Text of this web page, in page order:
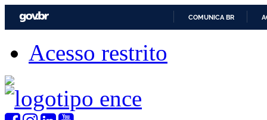
COMUNICA BR
Acesso restrito